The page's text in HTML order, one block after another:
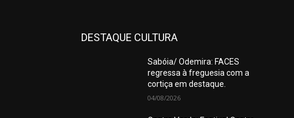
DESTAQUE CULTURA
Sabóia/ Odemira: FACES
regressa à freguesia com a
cortiça em destaque.
04/08/2026